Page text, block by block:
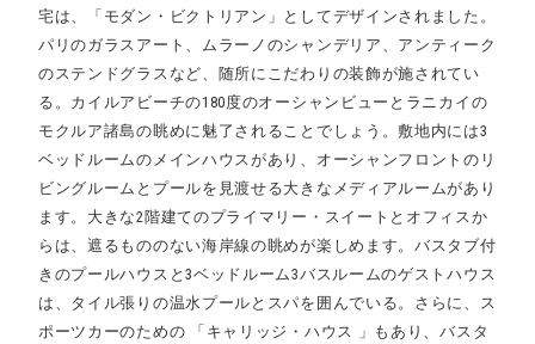
宅は、「モダン・ビクトリアン」としてデザインされました。
パリのガラスアート、ムラーノのシャンデリア、アンティーク
のステンドグラスなど、随所にこだわりの装飾が施されてい
る。カイルアビーチの180度のオーシャンビューとラニカイの
モクルア諸島の眺めに魅了されることでしょう。敷地内には3
ベッドルームのメインハウスがあり、オーシャンフロントのリ
ビングルームとプールを見渡せる大きなメディアルームがあり
ます。大きな2階建てのプライマリー・スイートとオフィスか
らは、遮るもののない海岸線の眺めが楽しめます。バスタブ付
きのプールハウスと3ベッドルーム3バスルームのゲストハウス
は、タイル張りの温水プールとスパを囲んでいる。さらに、ス
ポーツカーのための 「キャリッジ・ハウス 」もあり、バスタ